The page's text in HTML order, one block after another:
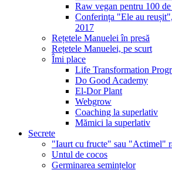
Raw vegan pentru 100
Conferința "Ele au
2017
Rețetele Manuelei în presă
Rețetele Manuelei, pe scurt
Îmi place
Life Transformation
Do Good Academy
El-Dor Plant
Webgrow
Coaching la superlativ
Mămici la superlativ
Secrete
"Iaurt cu fructe" sau "Actimel"
Untul de cocos
Germinarea semințelor